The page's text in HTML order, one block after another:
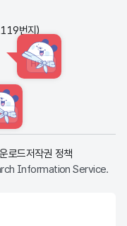
번지)
HINT
로드저작권 정책
Information Service.